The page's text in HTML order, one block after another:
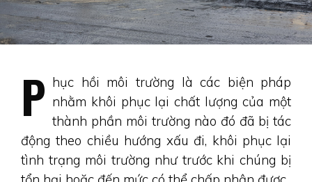
P hục hồi môi trường là các biện pháp
nhằm khôi phục lại chất lượng của một
thành phần môi trường nào đó đã bị tác
động theo chiều hướng xấu đi, khôi phục lại
tình trạng môi trường như trước khi chúng bị